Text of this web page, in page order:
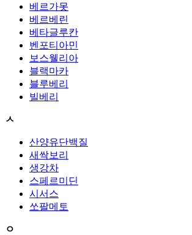
베르가못
베르베린
베타글루칸
벤포티아민
보스웰리아
블랙마카
블루베리
빌베리
ㅅ
산양유단백질
새싹보리
생강차
스페르미딘
시서스
쏘팔메토
ㅇ